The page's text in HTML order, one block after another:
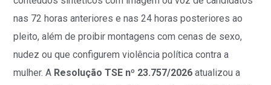
nas 72 horas anteriores e nas 24 horas posteriores ao
pleito, além de proibir montagens com cenas de sexo,
nudez ou que configurem violência política contra a
mulher. A Resolução TSE nº 23.757/2026 atualizou a